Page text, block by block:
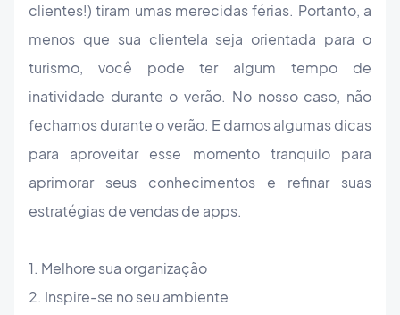
clientes!) tiram umas merecidas férias. Portanto, a
menos que sua clientela seja orientada para o
turismo, você pode ter algum tempo de
inatividade durante o verão. No nosso caso, não
fechamos durante o verão. E damos algumas dicas
para aproveitar esse momento tranquilo para
aprimorar seus conhecimentos e refinar suas
estratégias de vendas de apps.
1. Melhore sua organização
2. Inspire-se no seu ambiente